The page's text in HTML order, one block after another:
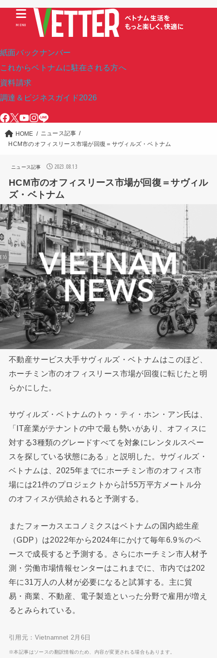
紙面バックナンバー
これからベトナムに駐在される方へ
資料請求
調達＆ビジネスガイド2026
MENU
HOME
ニュース記事
HCM市のオフィスリース市場が回復＝サヴィルズ・ベトナム
ニュース記事 2023.08.13
HCM市のオフィスリース市場が回復＝サヴィル
ズ・ベトナム
不動産サービス大手サヴィルズ・ベトナムはこのほど、
ホーチミン市のオフィスリース市場が回復に転じたと明
らかにした。
サヴィルズ・ベトナムのトゥ・ティ・ホン・アン氏は、
「IT産業がテナントの中で最も勢いがあり、オフィスに
対する3種類のグレードすべてを対象にレンタルスペー
スを探している状態にある」と説明した。サヴィルズ・
ベトナムは、2025年までにホーチミン市のオフィス市
場には21件のプロジェクトから計55万平方メートル分
のオフィスが供給されると予測する。
またフォーカスエコノミクスはベトナムの国内総生産
（GDP）は2022年から2024年にかけて毎年6.9％のペ
ースで成長すると予測する。さらにホーチミン市人材予
測・労働市場情報センターはこれまでに、市内では202
年に31万人の人材が必要になると試算する。主に貿
易・商業、不動産、電子製造といった分野で雇用が増え
るとみられている。
引用元：Vietnamnet 2月6日
※本記事はソースの翻訳情報のため、内容が変更される場合もあります。